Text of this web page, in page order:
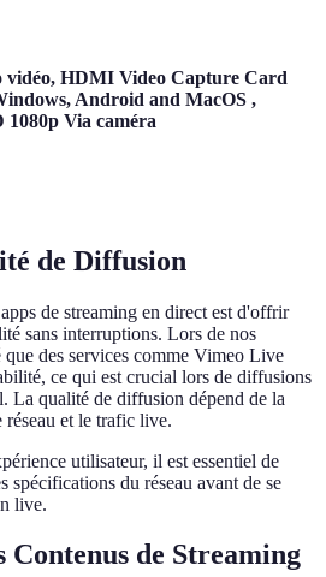
vidéo, HDMI Video Capture Card
Android and MacOS ,
1080p Via caméra
de Diffusion
de streaming en direct est d'offrir
sans interruptions. Lors de nos
que des services comme Vimeo Live
ce qui est crucial lors de diffusions
La qualité de diffusion dépend de la
réseau et le trafic live.
utilisateur, il est essentiel de
spécifications du réseau avant de se
live.
Contenus de Streaming